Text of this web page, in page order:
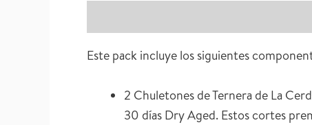
Este pack incluye los siguientes
2 Chuletones de Ternera de La
30 días Dry Aged. Estos cortes